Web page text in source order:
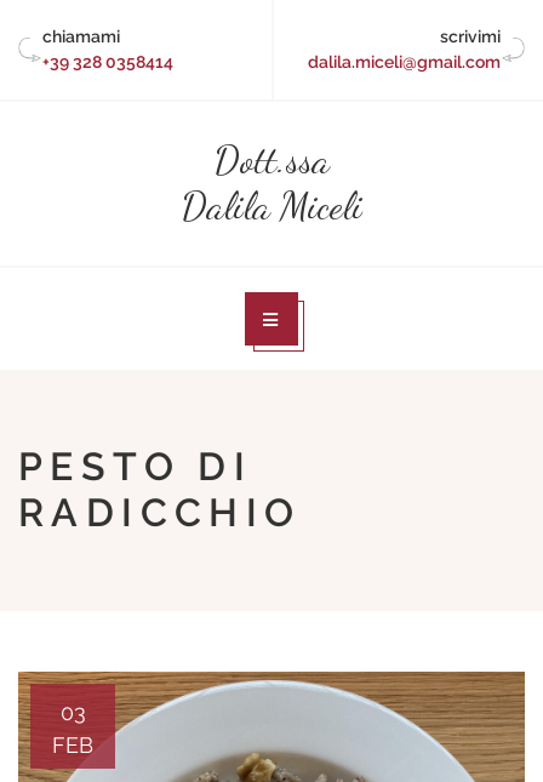
content
chiamami
+39 328 0358414
scrivimi
dalila.miceli@gmail.com
Dott.ssa
Dalila Miceli
PESTO DI
RADICCHIO
03
FEB